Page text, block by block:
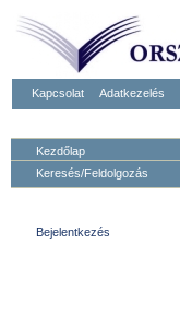
Kapcsolat Adatkezelés
Kezdőlap
Keresés/Feldolgozás
Bejelentkezés